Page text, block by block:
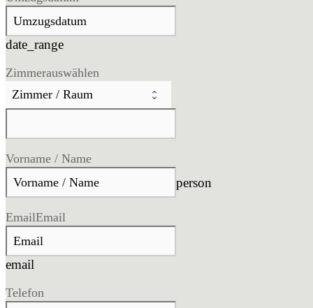
date_range
Zimmerauswählen
Vorname / Name
person
EmailEmail
email
Telefon